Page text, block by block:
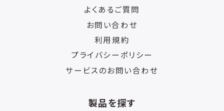
よくあるご質問
お問い合わせ
利用規約
プライバシーポリシー
サービスのお問い合わせ
製品を探す